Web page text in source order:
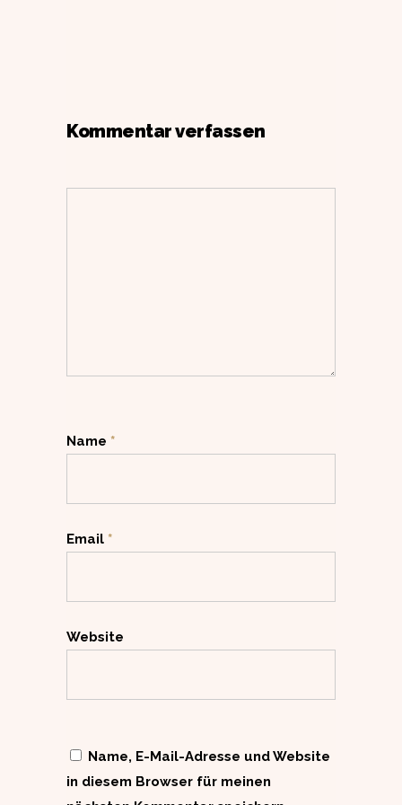
Kommentar verfassen
Name *
Email *
Website
Name, E-Mail-Adresse und Website
in diesem Browser für meinen